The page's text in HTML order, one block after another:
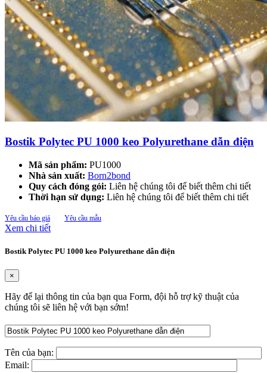
Bostik Polytec PU 1000 keo Polyurethane dẫn điện
Mã sản phẩm: PU1000
Nhà sản xuất: Born2bond
Quy cách đóng gói: Liên hệ chúng tôi để biết thêm chi tiết
Thời hạn sử dụng: Liên hệ chúng tôi để biết thêm chi tiết
Yêu cầu báo giá Yêu cầu mẫu
Xem chi tiết
Bostik Polytec PU 1000 keo Polyurethane dẫn điện
×
Hãy để lại thông tin của bạn qua Form, đội hỗ trợ kỹ thuật của
chúng tôi sẽ liên hệ với bạn sớm!
Tên của bạn:
Email: